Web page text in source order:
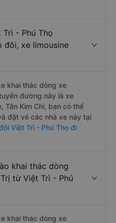
- Phú Thọ
đôi, xe limousine
khai thác dòng xe
đường này là xe
Tân Kim Chi, bạn có thể
đặt vé các nhà xe này tại
Việt Trì - Phú Thọ đi
khai thác dòng
từ Việt Trì - Phú
khai thác dòng xe